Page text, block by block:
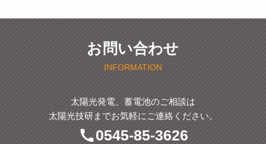
お問い合わせ
INFORMATION
太陽光発電、蓄電池のご相談は
太陽光技研までお気軽にご連絡ください。
0545-85-3626